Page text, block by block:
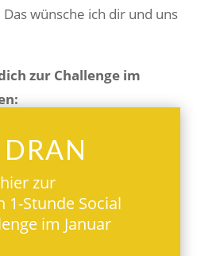
wünsche ich dir und uns
zur Challenge im
zur
1-Stunde Social
im Januar